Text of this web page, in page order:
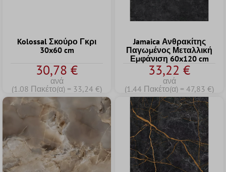
Kolossal Σκούρο Γκρι
30x60 cm
30,78 €
ανά
(1.08 Πακέτο(α) = 33,24 €)
Jamaica Ανθρακίτης
Παγωμένος Μεταλλική
Εμφάνιση 60x120 cm
33,22 €
ανά
(1.44 Πακέτο(α) = 47,83 €)